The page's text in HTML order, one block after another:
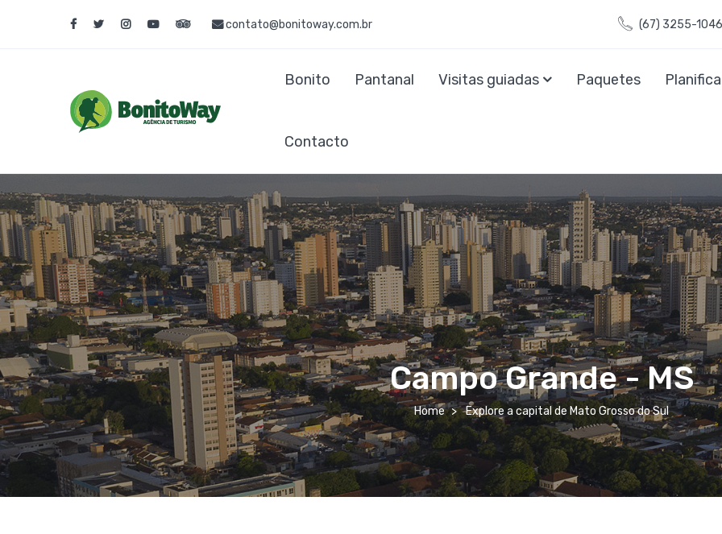
contato@bonitoway.com.br (67) 3255-
Bonito Pantanal Visitas guiadas Paquetes
Contacto
Campo Grande - MS
Home Explore a capital de Mato Grosso do Sul